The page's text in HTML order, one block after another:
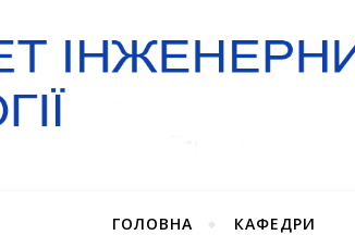
ГОЛОВНА КАФЕДРИ